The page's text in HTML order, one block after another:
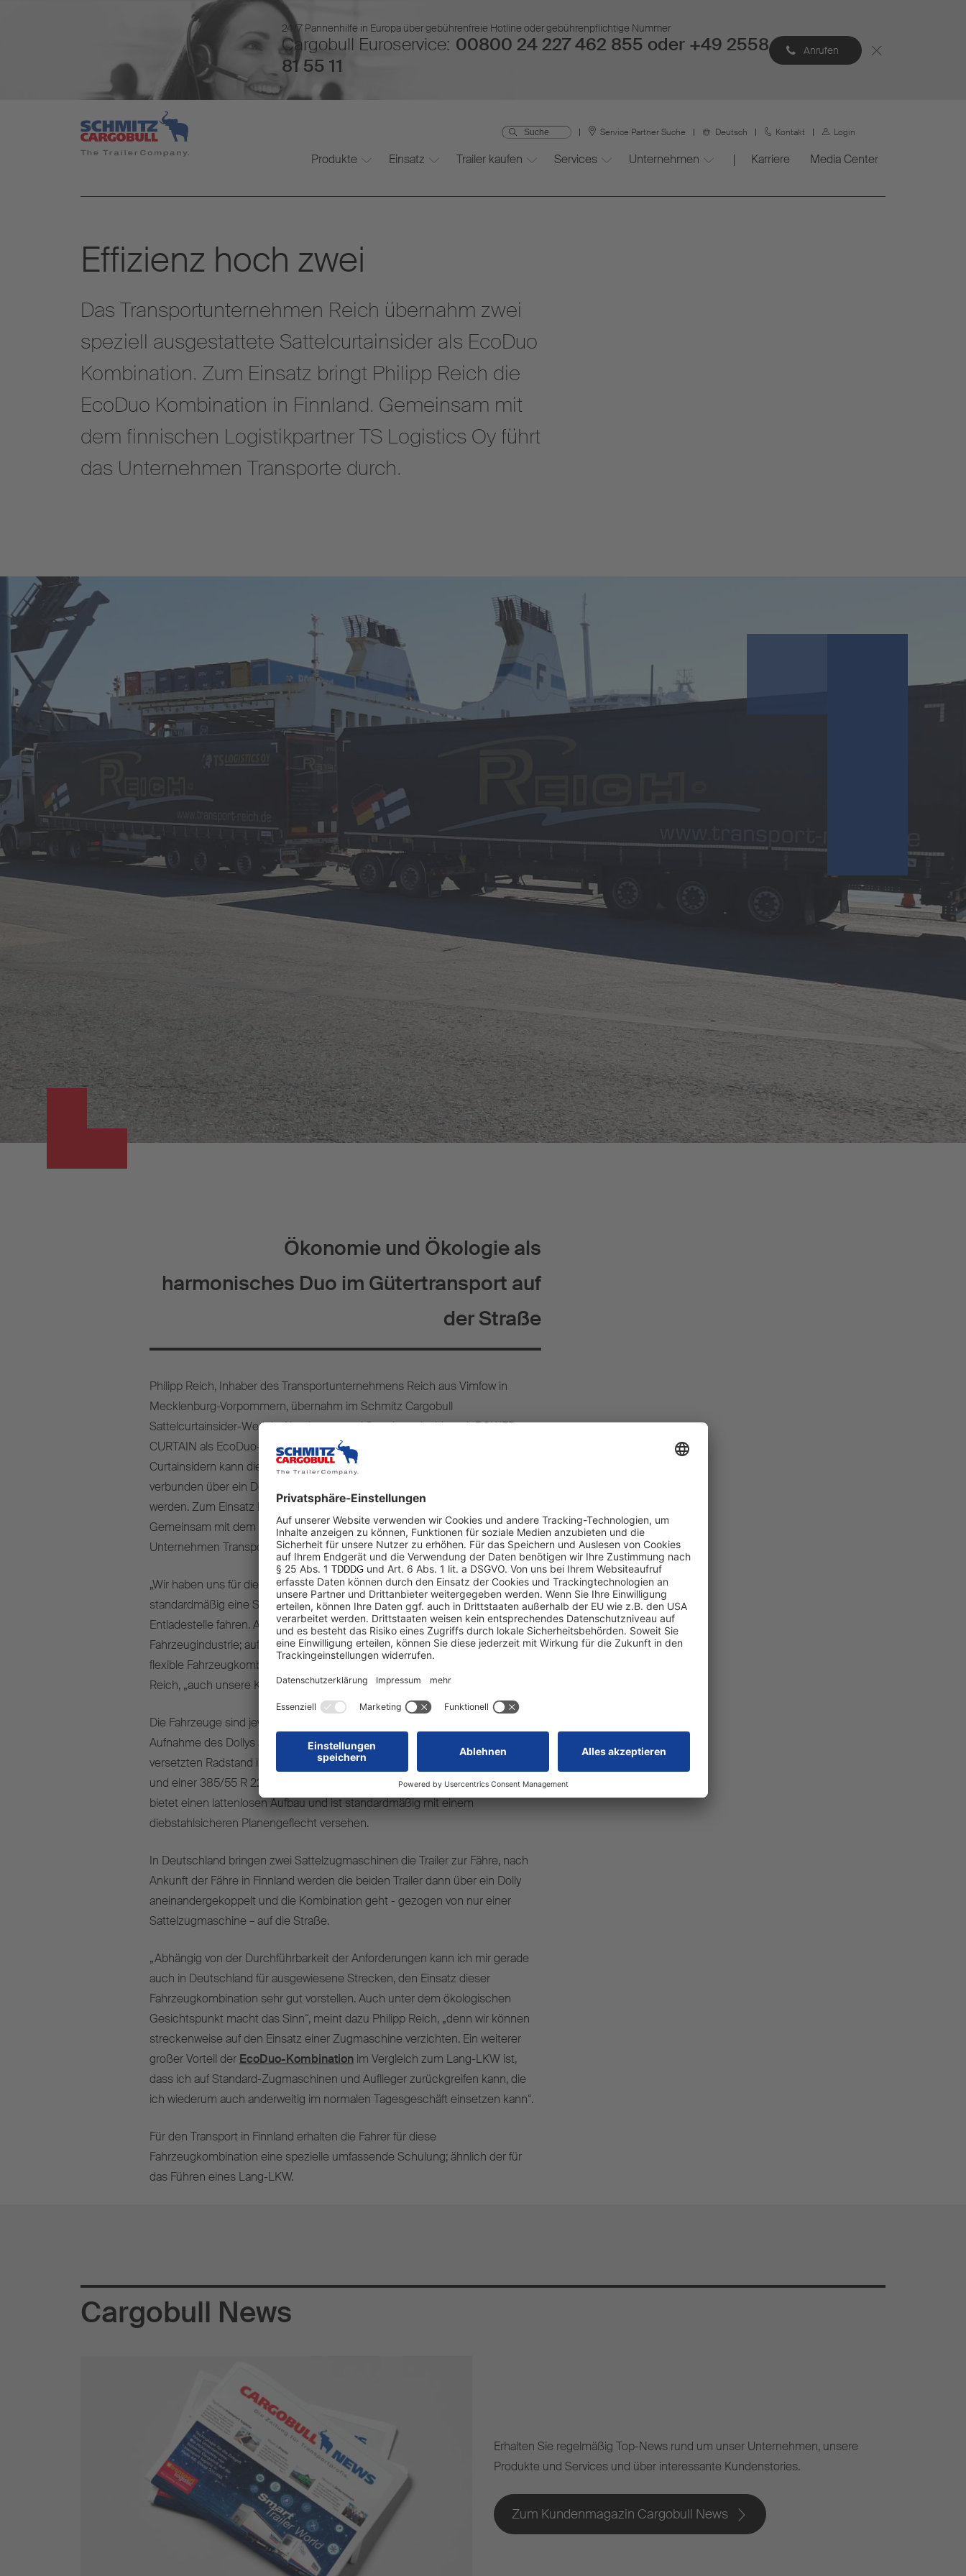
24/7 Pannenhilfe in Europa über gebührenfreie Hotline oder gebührenpflichtige Nummer
Cargobull Euroservice: 00800 24 227 462 855 oder +49 2558
81 55 11
Anrufen
Service Partner Suche Deutsch Kontakt Login
Produkte Einsatz Trailer kaufen Services Unternehmen Karriere Media Center
Effizienz hoch zwei
Das Transportunternehmen Reich übernahm zwei
speziell ausgestattete Sattelcurtainsider als EcoDuo
Kombination. Zum Einsatz bringt Philipp Reich die
EcoDuo Kombination in Finnland. Gemeinsam mit
dem finnischen Logistikpartner TS Logistics Oy führt
das Unternehmen Transporte durch.
Ökonomie und Ökologie als
harmonisches Duo im Gütertransport auf
der Straße
Philipp Reich, Inhaber des Transportunternehmens Reich aus Vimfow in
Mecklenburg-Vorpommern, übernahm im Schmitz Cargobull
Sattelcurtainsider-Werk in Altenberge zwei Sattelcurtainsider mit POWER
CURTAIN als EcoDuo-Kombination. Mit den speziell ausgestatteten
Curtainsidern kann die Kombination EcoDuo – zwei Standard-Trailer
verbunden über ein Dolly und gezogen von einer Zugmaschine – gebildet
werden. Zum Einsatz bringt Philipp Reich die Kombination in Finnland.
Gemeinsam mit dem finnischen Logistikpartner TS Logistics Oy führt das
Unternehmen Transporte durch.
„Wir haben uns für die EcoDuo-Kombinationentschieden, weil wir in Finnland
standardmäßig eine Strecke von ca. 600 Kilometern mit nur einer
Entladestelle fahren. Auf der Hinfahrt liefern wir diverse Maschinenteile für die
Fahrzeugindustrie; auf der Rückfahrt laden wir Holz. Dafür brauchen wir eine
flexible Fahrzeugkombination mit großem Ladevolumen“, so Inhaber Philipp
Reich, „auch unsere Kunden sind von diesem Konzept begeistert“.
Die Fahrzeuge sind jeweils mit einer heckseitigen Unterflurkupplung zur
Aufnahme des Dollys ausgestattet. Das robuste Fahrgestell verfügt über einen
versetzten Radstand in Verbindung mit einer Schmitz Cargobull Lenkachse
und einer 385/55 R 22.5 Schmitz Cargobull Bereifung. Der POWER CURTAIN
bietet einen lattenlosen Aufbau und ist standardmäßig mit einem
diebstahlsicheren Planengeflecht versehen.
In Deutschland bringen zwei Sattelzugmaschinen die Trailer zur Fähre, nach
Ankunft der Fähre in Finnland werden die beiden Trailer dann über ein Dolly
aneinandergekoppelt und die Kombination geht - gezogen von nur einer
Sattelzugmaschine – auf die Straße.
„Abhängig von der Durchführbarkeit der Anforderungen kann ich mir gerade
auch in Deutschland für ausgewiesene Strecken, den Einsatz dieser
Fahrzeugkombination sehr gut vorstellen. Auch unter dem ökologischen
Gesichtspunkt macht das Sinn“, meint dazu Philipp Reich, „denn wir können
streckenweise auf den Einsatz einer Zugmaschine verzichten. Ein weiterer
großer Vorteil der EcoDuo-Kombinationim Vergleich zum Lang-LKW ist,
dass ich auf Standard-Zugmaschinen und Auflieger zurückgreifen kann, die
ich wiederum auch anderweitig im normalen Tagesgeschäft einsetzen kann“.
Für den Transport in Finnland erhalten die Fahrer für diese
Fahrzeugkombination eine spezielle umfassende Schulung; ähnlich der für
das Führen eines Lang-LKW.
Cargobull News
Erhalten Sie regelmäßig Top-News rund um unser Unternehmen, unsere
Produkte und Services und über interessante Kundenstories.
Zum Kundenmagazin Cargobull News